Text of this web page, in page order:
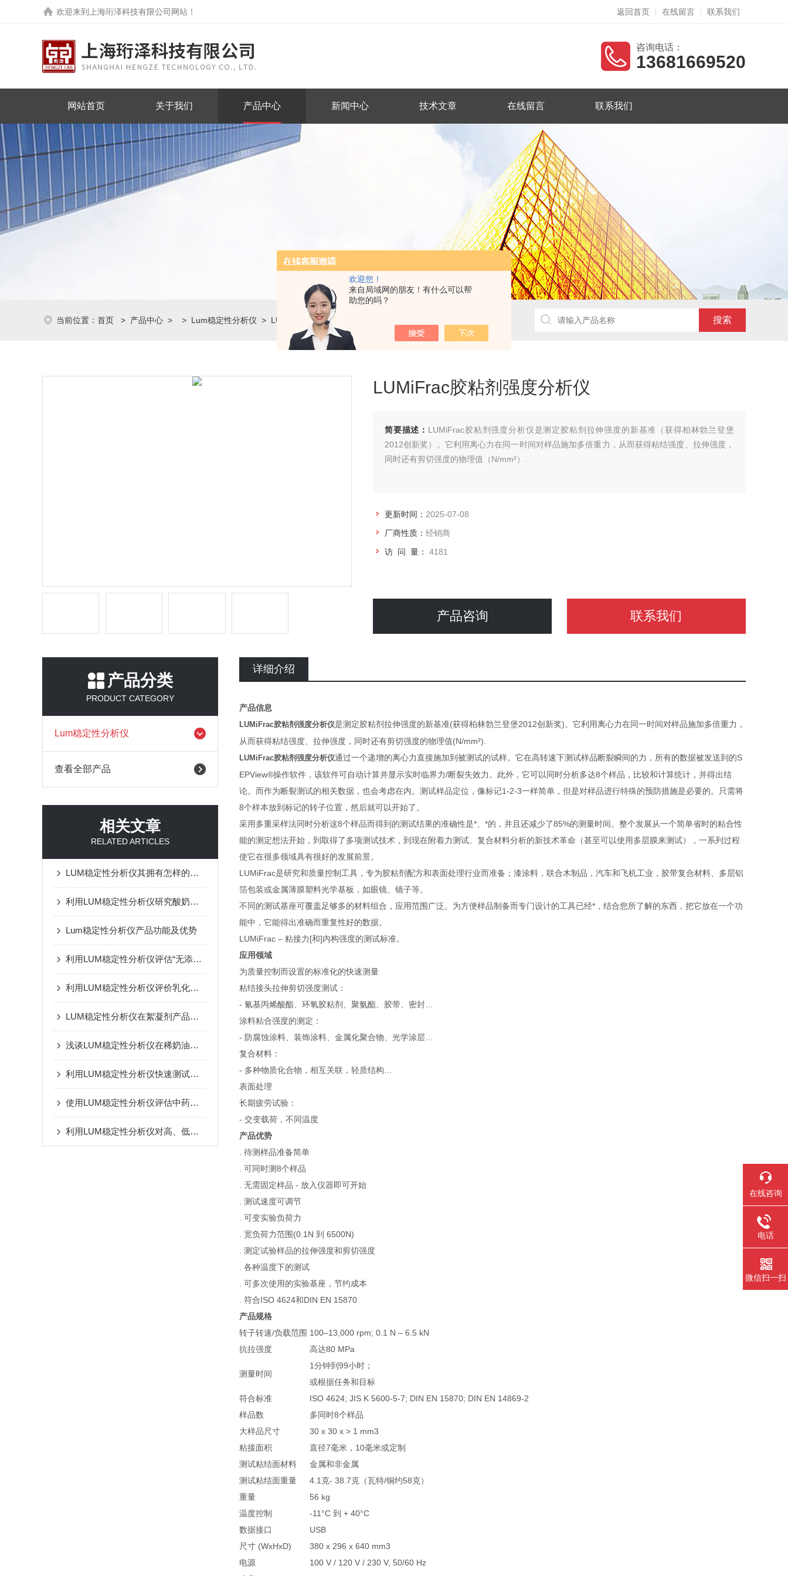
欢迎您！
来自局域网的朋友！有什么可以帮
助您的吗？
欢迎来到 上海珩泽科技有限公司网站 ！ 返回首页 在线留言 联系我们
咨询电话：
13681669520
网站首页 关于我们 产品中心 新闻中心 技术文章 在线留言 联系我们
当前位置： 首页 > 产品中心 > > Lum稳定性分析仪 > LUMiFracLUMiFrac胶粘剂强度分析仪
LUMiFrac胶粘剂强度分析仪
简要描述： LUMiFrac胶粘剂强度分析仪是测定胶粘剂拉伸强度的新基准（获得柏林勃兰登堡
2012创新奖）。它利用离心力在同一时间对样品施加多倍重力，从而获得粘结强度、拉伸强度，
同时还有剪切强度的物理值（N/mm²）.
更新时间： 2025-07-08
厂商性质： 经销商
访 问 量： 4181
产品咨询 联系我们
产品分类
PRODUCT CATEGORY
Lum稳定性分析仪
查看全部产品
相关文章
RELATED ARTICLES
LUM稳定性分析仪其拥有怎样的特点呢？
利用LUM稳定性分析仪研究酸奶的脱水收缩作用
Lum稳定性分析仪产品功能及优势
利用LUM稳定性分析仪评估“无添加防腐剂”的防腐替代技术
利用LUM稳定性分析仪评价乳化剂对水性乳液配方的分散稳定性
LUM稳定性分析仪在絮凝剂产品中的应用
浅谈LUM稳定性分析仪在稀奶油乳脂肪稳定性研究中的应用
利用LUM稳定性分析仪快速测试脂肪乳的配方稳定性
使用LUM稳定性分析仪评估中药制剂的稳定性
利用LUM稳定性分析仪对高、低分子量壳聚糖包覆姜黄素脂质体的稳定性评估
详细介绍
产品信息
LUMiFrac胶粘剂强度分析仪是测定胶粘剂拉伸强度的新基准(获得柏林勃兰登堡2012创新奖)。它利用离心力在同一时间对样品施加多倍重力，
从而获得粘结强度、拉伸强度，同时还有剪切强度的物理值(N/mm²).
LUMiFrac胶粘剂强度分析仪通过一个递增的离心力直接施加到被测试的试样。它在高转速下测试样品断裂瞬间的力，所有的数据被发送到的S
EPView®操作软件，该软件可自动计算并显示实时临界力/断裂失效力。此外，它可以同时分析多达8个样品，比较和计算统计，并得出结
论。而作为断裂测试的相关数据，也会考虑在内。测试样品定位，像标记1-2-3一样简单，但是对样品进行特殊的预防措施是必要的。只需将
8个样本放到标记的转子位置，然后就可以开始了。
采用多重采样法同时分析这8个样品而得到的测试结果的准确性是*、*的，并且还减少了85%的测量时间。整个发展从一个简单省时的粘合性
能的测定想法开始，到取得了多项测试技术，到现在附着力测试、复合材料分析的新技术革命（甚至可以使用多层膜来测试），一系列过程
使它在很多领域具有很好的发展前景。
LUMiFrac是研究和质量控制工具，专为胶粘剂配方和表面处理行业而准备；漆涂料，联合木制品，汽车和飞机工业，胶带复合材料、多层铝
箔包装或金属薄膜塑料光学基板，如眼镜、镜子等。
不同的测试基座可覆盖足够多的材料组合，应用范围广泛。为方便样品制备而专门设计的工具已经*，结合您所了解的东西，把它放在一个功
能中，它能得出准确而重复性好的数据。
LUMiFrac – 粘接力[和]内构强度的测试标准。
应用领域
为质量控制而设置的标准化的快速测量
粘结接头拉伸剪切强度测试：
- 氰基丙烯酸酯、环氧胶粘剂、聚氨酯、胶带、密封…
涂料粘合强度的测定：
- 防腐蚀涂料、装饰涂料、金属化聚合物、光学涂层…
复合材料：
- 多种物质化合物，相互关联，轻质结构…
表面处理
长期疲劳试验：
- 交变载荷，不同温度
产品优势
. 待测样品准备简单
. 可同时测8个样品
. 无需固定样品 - 放入仪器即可开始
. 测试速度可调节
. 可变实验负荷力
. 宽负荷力范围(0.1N 到 6500N)
. 测定试验样品的拉伸强度和剪切强度
. 各种温度下的测试
. 可多次使用的实验基座，节约成本
. 符合ISO 4624和DIN EN 15870
产品规格
转子转速/负载范围 100–13,000 rpm; 0.1 N – 6.5 kN
抗拉强度
高达80 MPa
测量时间
1分钟到99小时；
或根据任务和目标
符合标准
ISO 4624; JIS K 5600-5-7; DIN EN 15870; DIN EN 14869-2
样品数
多同时8个样品
大样品尺寸
30 x 30 x > 1 mm3
粘接面积
直径7毫米，10毫米或定制
测试粘结面材料
金属和非金属
测试粘结面重量
4.1克- 38.7克（瓦特/铜约58克）
重量
56 kg
温度控制
-11°C 到 + 40°C
数据接口
USB
尺寸 (WxHxD)
380 x 296 x 640 mm3
电源
100 V / 120 V / 230 V, 50/60 Hz
在线咨询
电话
微信扫一扫